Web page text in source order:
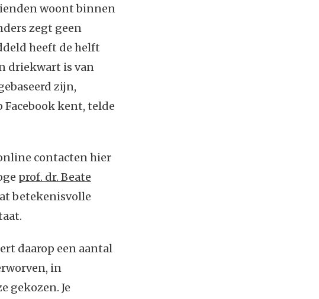
woont binnen
zegt geen
heeft de helft
driekwart is van
zijn,
Facebook kent, telde
contacten hier
prof. dr. Beate
betekenisvolle
daarop een aantal
in
gekozen. Je